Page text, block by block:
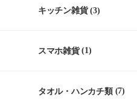
キッチン雑貨(3)
スマホ雑貨(1)
タオル・ハンカチ類(7)